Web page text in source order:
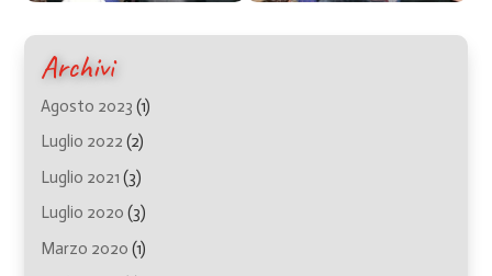
Archivi
Agosto 2023 (1)
Luglio 2022 (2)
Luglio 2021 (3)
Luglio 2020 (3)
Marzo 2020 (1)